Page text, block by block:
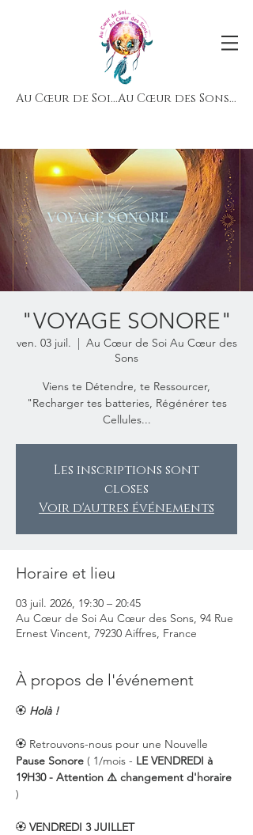
Au Cœur de Soi...Au Cœur des Sons...
"VOYAGE SONORE"
ven. 03 juil.
  |
Au Cœur de Soi Au Cœur des
Sons
Viens te Détendre, te Ressourcer,
"Recharger tes batteries, Régénérer tes
Cellules...
Les inscriptions sont
closes
Voir d'autres événements
Horaire et lieu
03 juil. 2026, 19:30 – 20:45
Au Cœur de Soi Au Cœur des Sons, 94 Rue
Ernest Vincent, 79230 Aiffres, France
À propos de l'événement
🏵️ Holà !
🏵️ Retrouvons-nous pour une Nouvelle
Pause Sonore ( 1/mois - LE VENDREDI à
19H30 - Attention ⚠️ changement d'horaire
)
🏵️ VENDREDI 3 JUILLET